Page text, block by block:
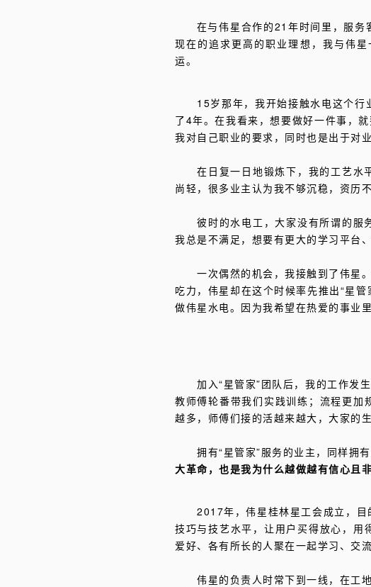
在与伟星合作的21年时间里，服务
现在的追求更高的职业理想，我与伟
运。
15岁那年，我开始接触水电这个
了4年。在我看来，想要做好一件事，
我对自己职业的要求，同时也是出于对业
在日复一日地锻炼下，我的工艺水
尚轻，很多业主认为我不够沉稳，资历
彼时的水电工，大家没有所谓的服
我总是不满足，想要有更大的学习平台
一次偶然的机会，我接触到了伟星
吃力，伟星却在这个时候率先推出“星
做伟星水电。因为我希望在热爱的事业
加入“星管家”团队后，我的工作发
教师傅轮番带我们实践训练；流程更加
越多，师傅们接的活越来越大，大家的
拥有“星管家”服务的业主，同样拥
大革命，也是我为什么越做越有信心且
2017年，伟星桂林星工会成立，
技巧与技艺水平，让用户买得放心，用
爱好、各有所长的人聚在一起学习、交
伟星的负责人时常下到一线，在工